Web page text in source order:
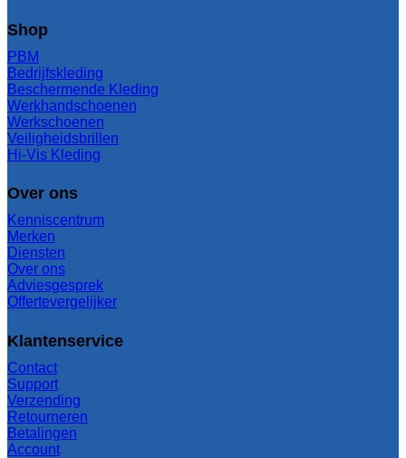
Shop
PBM
Bedrijfskleding
Beschermende Kleding
Werkhandschoenen
Werkschoenen
Veiligheidsbrillen
Hi-Vis Kleding
Over ons
Kenniscentrum
Merken
Diensten
Over ons
Adviesgesprek
Offertevergelijker
Klantenservice
Contact
Support
Verzending
Retourneren
Betalingen
Account